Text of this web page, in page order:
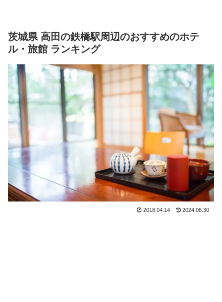
茨城県 高田の鉄橋駅周辺のおすすめのホテ
ル・旅館 ランキング
2018.04.14 2024.08.30